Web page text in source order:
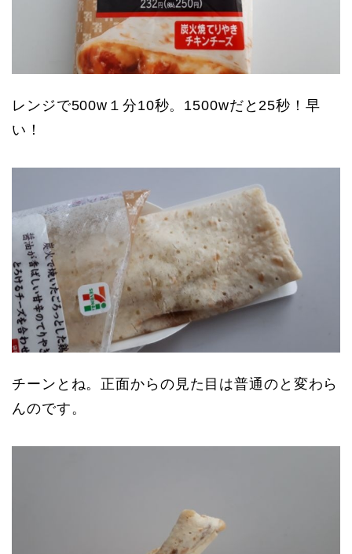
レンジで500w１分10秒。1500wだと25秒！早
い！
チーンとね。正面からの見た目は普通のと変わら
んのです。